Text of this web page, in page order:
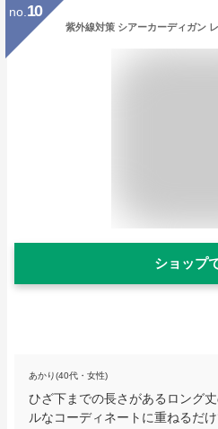
no. 10
ショップ
あかり(40代・女性)
ひざ下までの長さがあるロング
ルなコーディネートに重ねるだ